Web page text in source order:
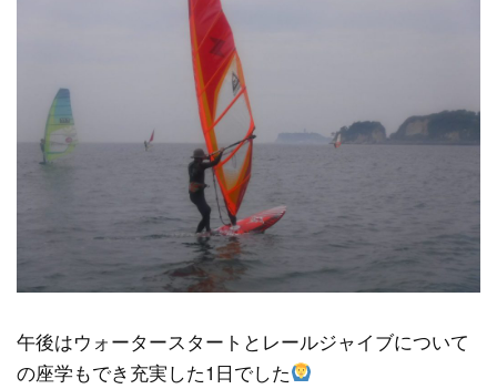
午後はウォータースタートとレールジャイブについて
の座学もでき充実した1日でした